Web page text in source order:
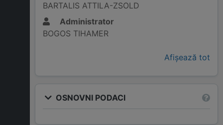
BARTALIS ATTILA-ZSOLD
Administrator
BOGOS TIHAMER
Afișează tot
OSNOVNI PODACI